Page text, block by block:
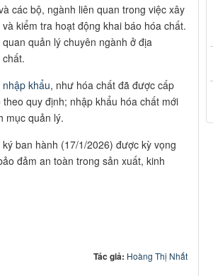
các bộ, ngành liên quan trong việc xây
kiểm tra hoạt động khai báo hóa chất.
quản lý chuyên ngành ở địa
khẩu, như hóa chất đã được cấp
quy định; nhập khẩu hóa chất mới
mục quản lý.
ban hành (17/1/2026) được kỳ vọng
đảm an toàn trong sản xuất, kinh
Tác giả: Hoàng Thị Nhất